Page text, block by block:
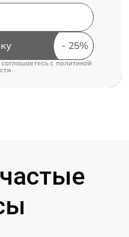
cполитикой